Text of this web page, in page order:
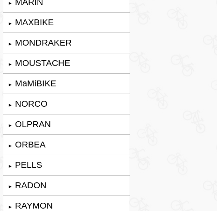
►
► MAXBIKE
► MONDRAKER
► MOUSTACHE
► MaMiBIKE
► NORCO
► OLPRAN
► ORBEA
► PELLS
► RADON
► RAYMON